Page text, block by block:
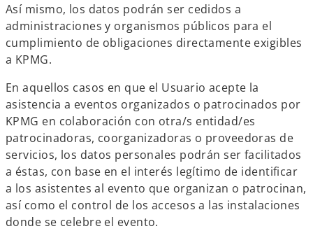
Así mismo, los datos podrán ser cedidos a
administraciones y organismos públicos para el
cumplimiento de obligaciones directamente exigibles
a KPMG.
En aquellos casos en que el Usuario acepte la
asistencia a eventos organizados o patrocinados por
KPMG en colaboración con otra/s entidad/es
patrocinadoras, coorganizadoras o proveedoras de
servicios, los datos personales podrán ser facilitados
a éstas, con base en el interés legítimo de identificar
a los asistentes al evento que organizan o patrocinan,
así como el control de los accesos a las instalaciones
donde se celebre el evento.